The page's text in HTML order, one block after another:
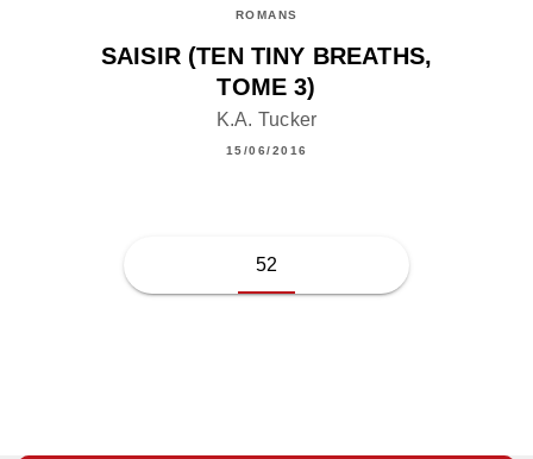
ROMANS
SAISIR (TEN TINY BREATHS,
TOME 3)
K.A. Tucker
15/06/2016
52